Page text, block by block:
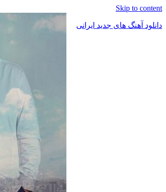
Skip to content
دانلود آهنگ های جدید ایرانی